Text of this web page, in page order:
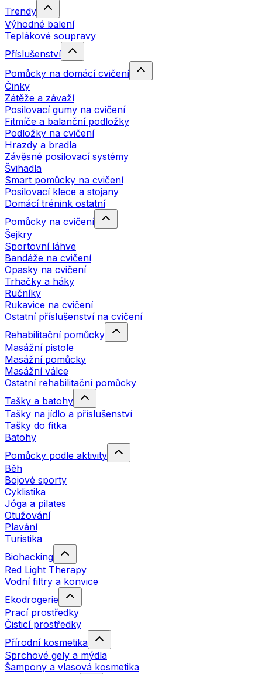
Trendy
Výhodné balení
Teplákové soupravy
Příslušenství
Pomůcky na domácí cvičení
Činky
Zátěže a závaží
Posilovací gumy na cvičení
Fitmíče a balanční podložky
Podložky na cvičení
Hrazdy a bradla
Závěsné posilovací systémy
Švihadla
Smart pomůcky na cvičení
Posilovací klece a stojany
Domácí trénink ostatní
Pomůcky na cvičení
Šejkry
Sportovní láhve
Bandáže na cvičení
Opasky na cvičení
Trhačky a háky
Ručníky
Rukavice na cvičení
Ostatní příslušenství na cvičení
Rehabilitační pomůcky
Masážní pistole
Masážní pomůcky
Masážní válce
Ostatní rehabilitační pomůcky
Tašky a batohy
Tašky na jídlo a příslušenství
Tašky do fitka
Batohy
Pomůcky podle aktivity
Běh
Bojové sporty
Cyklistika
Jóga a pilates
Otužování
Plavání
Turistika
Biohacking
Red Light Therapy
Vodní filtry a konvice
Ekodrogerie
Prací prostředky
Čisticí prostředky
Přírodní kosmetika
Sprchové gely a mýdla
Šampony a vlasová kosmetika